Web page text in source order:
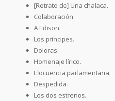
[Retrato de] Una chalaca.
Colaboración
A Edison.
Los príncipes.
Doloras.
Homenaje lírico.
Elocuencia parlamentaria.
Despedida.
Los dos estrenos.